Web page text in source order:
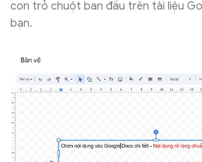
con trỏ chuột ban đầu trên tài liệu
bạn.